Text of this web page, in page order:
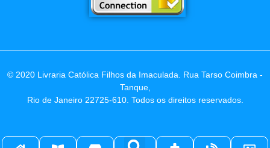
© 2020 Livraria Católica Filhos da Imaculada. Rua Tarso Coimbra -
Tanque,
Rio de Janeiro 22725-610. Todos os direitos reservados.